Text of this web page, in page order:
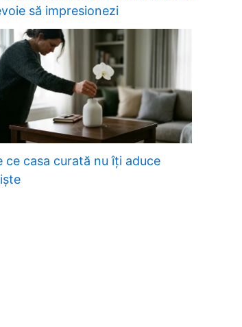
să impresionezi
ce casa curată nu îți aduce